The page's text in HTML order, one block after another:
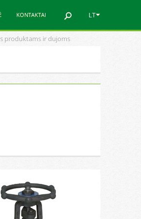
LT
KONTAKTAI
produktams ir dujoms